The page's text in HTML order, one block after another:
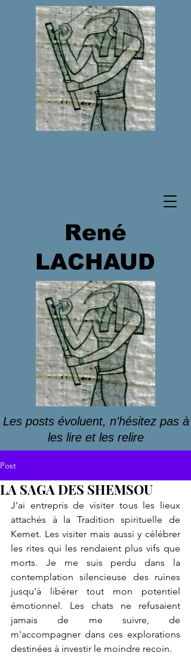
René
LACHAUD
Les posts évoluent, n'hésitez pas à
les lire et les relire
Post
LA SAGA DES SHEMSOU
J'ai entrepris de visiter tous les lieux
attachés à la Tradition spirituelle de
Kemet. Les visiter mais aussi y célébrer
les rites qui les rendaient plus vifs que
morts. Je me suis perdu dans la
contemplation silencieuse des ruines
jusqu'à libérer tout mon potentiel
émotionnel. Les chats ne refusaient
jamais de me suivre, de
m'accompagner dans ces explorations
destinées à investir le moindre recoin.